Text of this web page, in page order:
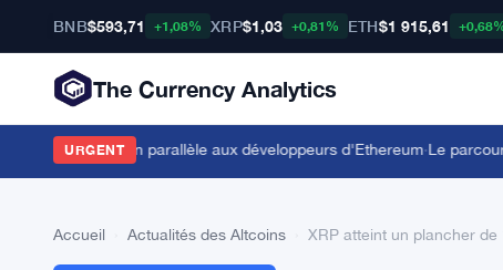
BNB$593,71 +1,08% XRP$1,03 +0,81% ETH$1 915,61
The Currency Analytics
URGENT
l'exécution parallèle aux développeurs d'Ethereum·Le parcours
Accueil Actualités des Altcoins XRP atteint un plancher